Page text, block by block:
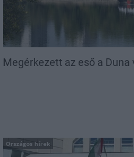
Megérkezett az eső a Duna
Országos hírek